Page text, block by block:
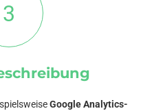
3
Google Analytics-